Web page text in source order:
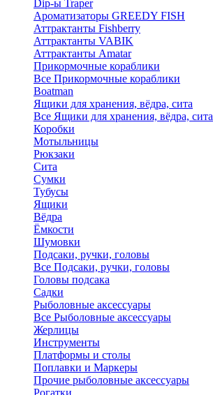
Dip-ы Traper
Ароматизаторы GREEDY FISH
Аттрактанты Fishberry
Аттрактанты VABIK
Аттрактанты Amatar
Прикормочные кораблики
Все Прикормочные кораблики
Boatman
Ящики для хранения, вёдра, сита
Все Ящики для хранения, вёдра, сита
Коробки
Мотыльницы
Рюкзаки
Сита
Сумки
Тубусы
Ящики
Вёдра
Ёмкости
Шумовки
Подсаки, ручки, головы
Все Подсаки, ручки, головы
Головы подсака
Садки
Рыболовные аксессуары
Все Рыболовные аксессуары
Жерлицы
Инструменты
Платформы и столы
Поплавки и Маркеры
Прочие рыболовные аксессуары
Рогатки